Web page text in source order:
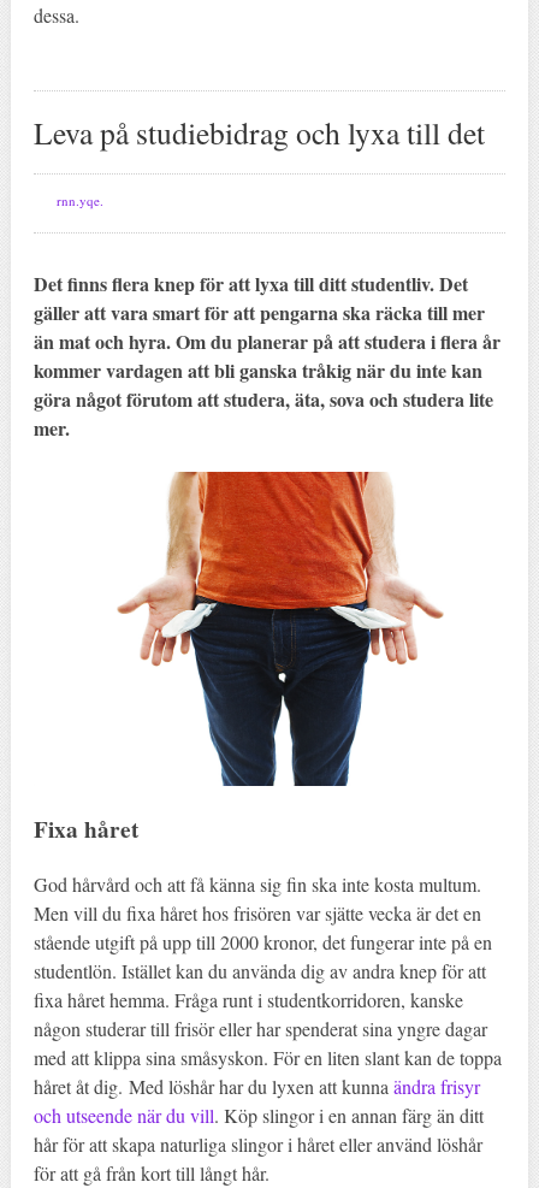
dessa.
Leva på studiebidrag och lyxa till det
rnn.yqe.
Det finns flera knep för att lyxa till ditt studentliv. Det
gäller att vara smart för att pengarna ska räcka till mer
än mat och hyra. Om du planerar på att studera i flera år
kommer vardagen att bli ganska tråkig när du inte kan
göra något förutom att studera, äta, sova och studera lite
mer.
Fixa håret
God hårvård och att få känna sig fin ska inte kosta multum.
Men vill du fixa håret hos frisören var sjätte vecka är det en
stående utgift på upp till 2000 kronor, det fungerar inte på en
studentlön. Istället kan du använda dig av andra knep för att
fixa håret hemma. Fråga runt i studentkorridoren, kanske
någon studerar till frisör eller har spenderat sina yngre dagar
med att klippa sina småsyskon. För en liten slant kan de toppa
håret åt dig. Med löshår har du lyxen att kunnaändra frisyr
och utseende när du vill. Köp slingor i en annan färg än ditt
hår för att skapa naturliga slingor i håret eller använd löshår
för att gå från kort till långt hår.